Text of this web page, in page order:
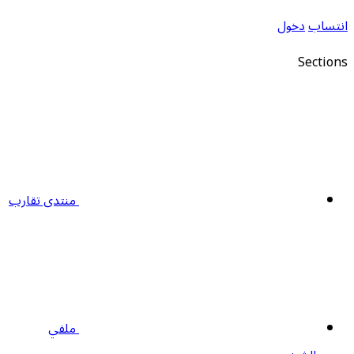
انتسابدخول
Sections
منتدى تقارب
ملفي